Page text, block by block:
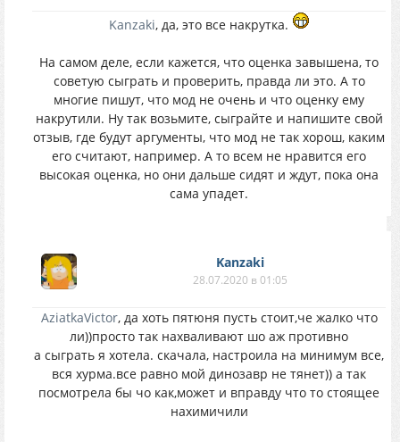
Kanzaki, да, это все накрутка.
На самом деле, если кажется, что оценка завышена, то
советую сыграть и проверить, правда ли это. А то
многие пишут, что мод не очень и что оценку ему
накрутили. Ну так возьмите, сыграйте и напишите свой
отзыв, где будут аргументы, что мод не так хорош, каким
его считают, например. А то всем не нравится его
высокая оценка, но они дальше сидят и ждут, пока она
сама упадет.
Kanzaki
28.07.2020 в 01:05
AziatkaVictor, да хоть пятюня пусть стоит,че жалко что
ли))просто так нахваливают шо аж противно
а сыграть я хотела. скачала, настроила на минимум все,
вся хурма.все равно мой динозавр не тянет)) а так
посмотрела бы чо как,может и вправду что то стоящее
нахимичили